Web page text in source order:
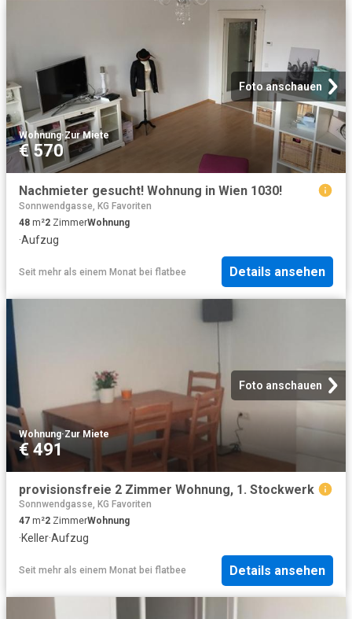
Foto anschauen
Wohnung·Zur Miete
€ 570
Nachmieter gesucht! Wohnung in Wien 1030!
Sonnwendgasse, KG Favoriten
48 m²2 ZimmerWohnung
·Aufzug
Seit mehr als einem Monat bei flatbee Details ansehen
Foto anschauen
Wohnung·Zur Miete
€ 491
provisionsfreie 2 Zimmer Wohnung, 1. Stockwerk
Sonnwendgasse, KG Favoriten
47 m²2 ZimmerWohnung
·Keller·Aufzug
Seit mehr als einem Monat bei flatbee Details ansehen